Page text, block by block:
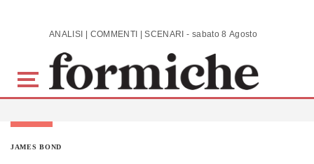
Skip to main content ANALISI | COMMENTI | SCENARI - sabato 8 Agosto 2026
JAMES BOND